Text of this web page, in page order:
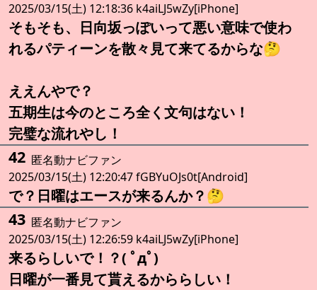
2025/03/15(土) 12:18:36 k4aiLJ5wZy[iPhone]
そもそも、日向坂っぽいって悪い意味で使わ
れるパティーンを散々見て来てるからな🤔
ええんやで？
五期生は今のところ全く文句はない！
完璧な流れやし！
42 匿名動ナビファン
2025/03/15(土) 12:20:47 fGBYuOJs0t[Android]
で？日曜はエースが来るんか？🤔
43 匿名動ナビファン
2025/03/15(土) 12:26:59 k4aiLJ5wZy[iPhone]
来るらしいで！？( ﾟдﾟ)
日曜が一番見て貰えるかららしい！